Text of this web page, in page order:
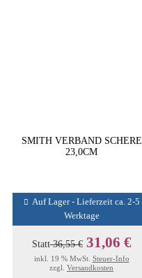
SMITH VERBAND SCHERE
23,0CM
Auf Lager - Lieferzeit ca. 2-5
Werktage
Statt36,55 € 31,06 €
inkl. 19 % MwSt. Steuer-Info
zzgl. Versandkosten